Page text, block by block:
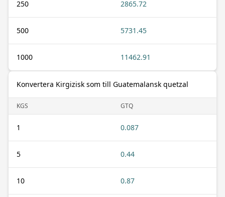
250 2865.72
500 5731.45
1000 11462.91
Konvertera Kirgizisk som till Guatemalansk quetzal
KGS GTQ
1 0.087
5 0.44
10 0.87